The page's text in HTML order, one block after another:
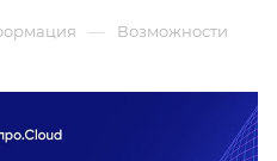
— Возможности